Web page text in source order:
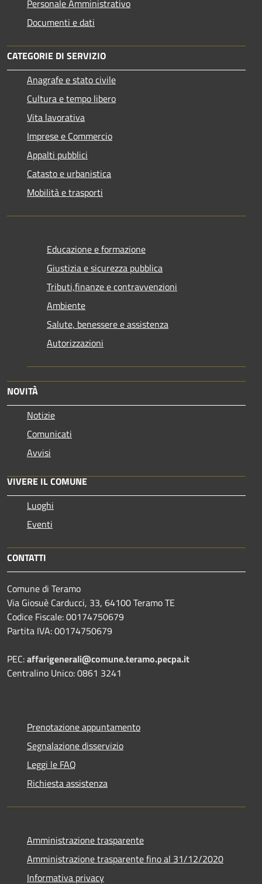
Personale Amministrativo
Documenti e dati
CATEGORIE DI SERVIZIO
Anagrafe e stato civile
Cultura e tempo libero
Vita lavorativa
Imprese e Commercio
Appalti pubblici
Catasto e urbanistica
Mobilità e trasporti
Educazione e formazione
Giustizia e sicurezza pubblica
Tributi,finanze e contravvenzioni
Ambiente
Salute, benessere e assistenza
Autorizzazioni
NOVITÀ
Notizie
Comunicati
Avvisi
VIVERE IL COMUNE
Luoghi
Eventi
CONTATTI
Comune di Teramo
Via Giosuè Carducci, 33, 64100 Teramo TE
Codice Fiscale: 00174750679
Partita IVA: 00174750679
PEC:affarigenerali@comune.teramo.pecpa.it
Centralino Unico: 0861 3241
Prenotazione appuntamento
Segnalazione disservizio
Leggi le FAQ
Richiesta assistenza
Amministrazione trasparente
Amministrazione trasparente fino al 31/12/2020
Informativa privacy